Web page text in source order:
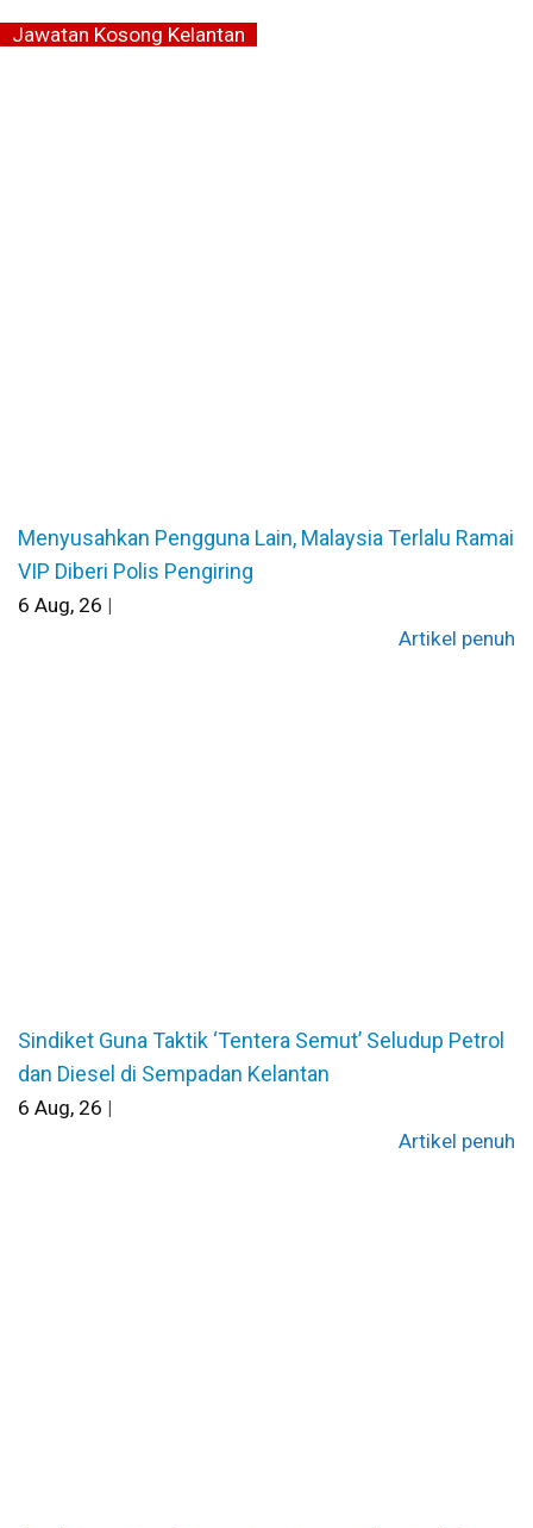
Jawatan Kosong Kelantan
Menyusahkan Pengguna Lain, Malaysia Terlalu Ramai
VIP Diberi Polis Pengiring
6 Aug, 26 |
Artikel penuh
Sindiket Guna Taktik ‘Tentera Semut’ Seludup Petrol
dan Diesel di Sempadan Kelantan
6 Aug, 26 |
Artikel penuh